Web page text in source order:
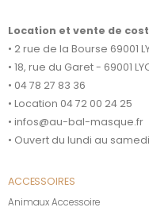
Location et vente de
• 2 rue de la Bourse 69001
• 18, rue du Garet - 69001
• 04 78 27 83 36
• Location 04 72 00 24 25
• infos@au-bal-masque.fr
• Ouvert du lundi au samedi
ACCESSOIRES
Animaux Accessoire